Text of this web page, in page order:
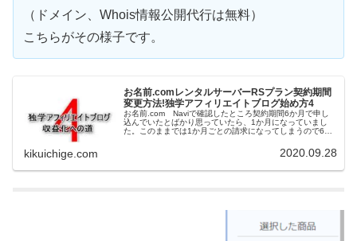
（ドメイン、Whois情報公開代行は無料）
こちらがその様子です。
お名前.comレンタルサーバーRSプラン契約期間
変更方法!独学アフィリエイトブログ始め方4
お名前.com Naviで確認したところ契約期間6か月で申し
込んでいたとばかり思っていたら、1か月になっていまし
た。このままでは1か月ごとの請求になってしまうので6か
kikuichige.com 2020.09.28